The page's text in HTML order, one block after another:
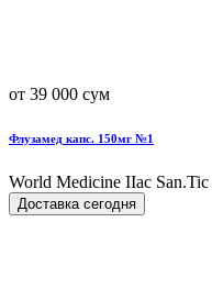
от 39 000 сум
Флузамед капс. 150мг №1
World Мedicine IIac
Доставка сегодня